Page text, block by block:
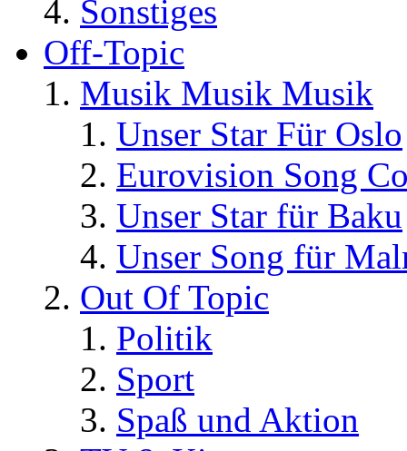
Sonstiges
Off-Topic
Musik Musik Musik
Unser Star Für Oslo
Eurovision Song
Unser Star für Baku
Unser Song für
Out Of Topic
Politik
Sport
Spaß und Aktion